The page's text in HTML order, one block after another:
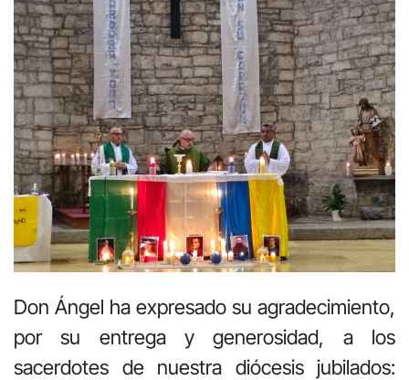
Don Ángel ha expresado su agradecimiento,
por su entrega y generosidad, a los
sacerdotes de nuestra diócesis jubilados: